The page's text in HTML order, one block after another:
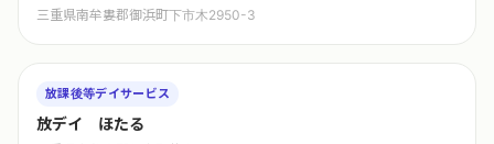
三重県南牟婁郡御浜町下市木2950-3
放課後等デイサービス
放デイ ほたる